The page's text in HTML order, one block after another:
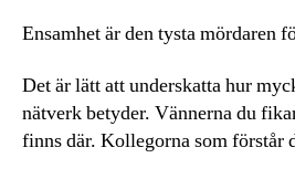
Ensamhet är den tysta mördaren
Det är lätt att underskatta hur
nätverk betyder. Vännerna du
finns där. Kollegorna som förstår